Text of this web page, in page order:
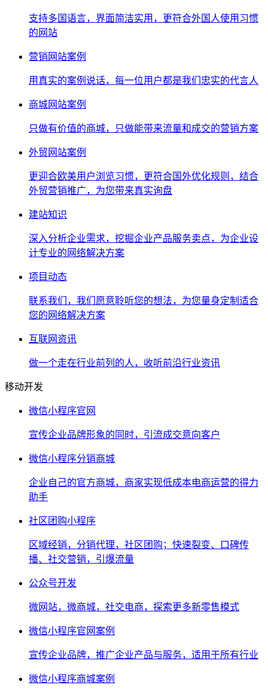
支持多国语言，界面简洁实用，更符合外国人使用习惯
的网站
营销网站案例
用真实的案例说话，每一位用户都是我们忠实的代言人
商城网站案例
只做有价值的商城，只做能带来流量和成交的营销方案
外贸网站案例
更迎合欧美用户浏览习惯，更符合国外优化规则，结合
外贸营销推广，为您带来真实询盘
建站知识
深入分析企业需求，挖掘企业产品服务卖点，为企业设
计专业的网络解决方案
项目动态
联系我们，我们愿意聆听您的想法，为您量身定制适合
您的网络解决方案
互联网资讯
做一个走在行业前列的人，收听前沿行业资讯
移动开发
微信小程序官网
宣传企业品牌形象的同时，引流成交意向客户
微信小程序分销商城
企业自己的官方商城，商家实现低成本电商运营的得力
助手
社区团购小程序
区域经销，分销代理，社区团购；快速裂变、口碑传
播、社交营销，引爆流量
公众号开发
微网站，微商城，社交电商，探索更多新零售模式
微信小程序官网案例
宣传企业品牌，推广企业产品与服务，适用于所有行业
微信小程序商城案例